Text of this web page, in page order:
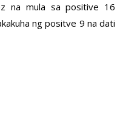
na mula sa positive 16
ng positve 9 na dati